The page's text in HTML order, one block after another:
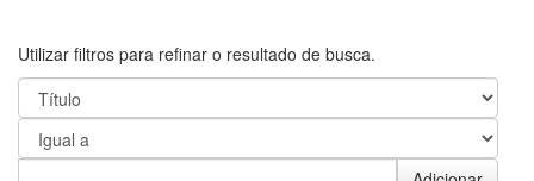
Utilizar filtros para refinar o resultado de busca.